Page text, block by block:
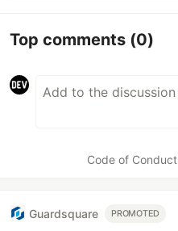
Top comments (0)
Code of Conduct
Guardsquare PROMOTED